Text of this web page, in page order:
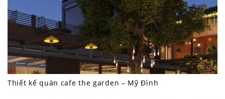
Thiết kế quán cafe the garden – Mỹ Đình